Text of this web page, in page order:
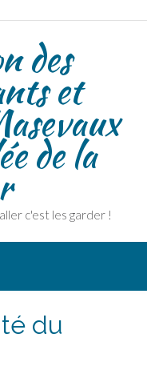
des
et
de la
c'est les garder !
du